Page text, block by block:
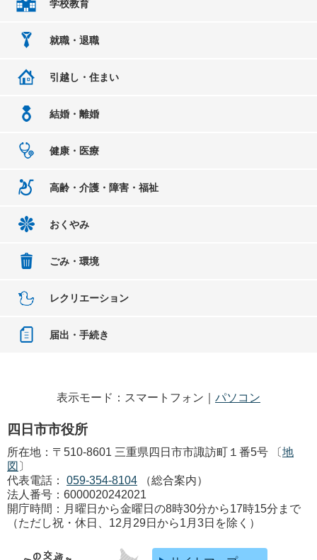
学校教育
就職・退職
引越し・住まい
結婚・離婚
健康・医療
高齢・介護・障害・福祉
おくやみ
ごみ・環境
レクリエーション
届出・手続き
表示モード：スマートフォン｜ パソコン
四日市市役所
所在地：〒510-8601 三重県四日市市諏訪町１番5号 〔地
図 〕
代表電話：
059-354-8104
（総合案内）
法人番号：6000020242021
開庁時間：月曜日から金曜日の8時30分から17時15分まで
（ただし祝・休日、12月29日から1月3日を除く）